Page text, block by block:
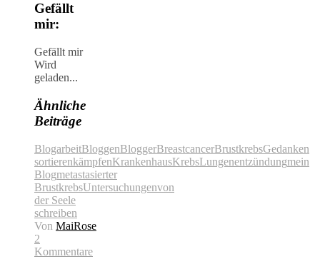
Gefällt
mir:
Gefällt mir
Wird
geladen...
Ähnliche
Beiträge
BlogarbeitBloggenBloggerBreastcancerBrustkrebsGedanken
sortierenkämpfenKrankenhausKrebsLungenentzündungmein
Blogmetastasierter
BrustkrebsUntersuchungenvon
der Seele
schreiben
Von MaiRose
2
Kommentare